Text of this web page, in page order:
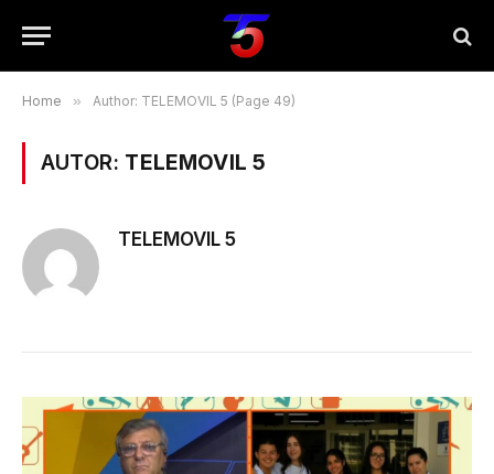
Home » Author: TELEMOVIL 5 (Page 49)
AUTOR: TELEMOVIL 5
TELEMOVIL 5